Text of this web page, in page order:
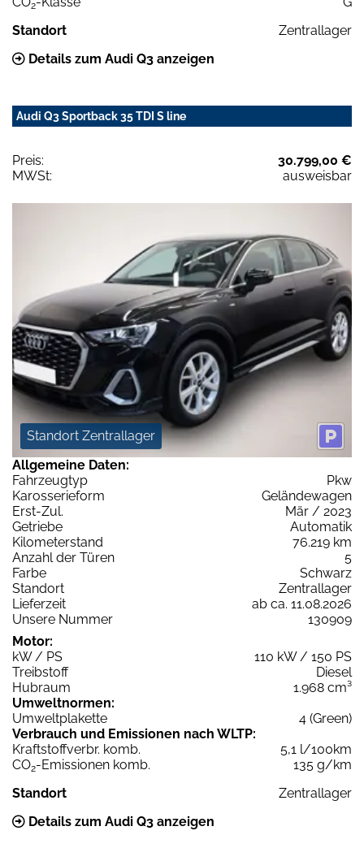
2
Standort
Zentrallager
Details zum Audi Q3 anzeigen
Audi Q3 Sportback 35 TDI S line
Preis:
30.799,00 €
MWSt:
ausweisbar
Standort Zentrallager
Allgemeine Daten:
Fahrzeugtyp
Pkw
Karosserieform
Geländewagen
Erst-Zul.
Mär / 2023
Getriebe
Automatik
Kilometerstand
76.219 km
Anzahl der Türen
5
Farbe
Schwarz
Standort
Zentrallager
Lieferzeit
ab ca. 11.08.2026
Unsere Nummer
130909
Motor:
kW / PS
110 kW / 150 PS
Treibstoff
Diesel
Hubraum
1.968 cm³
Umweltnormen:
Umweltplakette
4 (Green)
Verbrauch und Emissionen nach WLTP:
Kraftstoffverbr. komb.
5,1 l/100km
CO2-Emissionen komb.
135 g/km
Standort
Zentrallager
Details zum Audi Q3 anzeigen